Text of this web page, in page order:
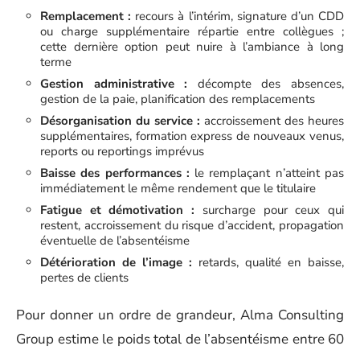
Remplacement : recours à l’intérim, signature d’un CDD
ou charge supplémentaire répartie entre collègues ;
cette dernière option peut nuire à l’ambiance à long
terme
Gestion administrative : décompte des absences,
gestion de la paie, planification des remplacements
Désorganisation du service : accroissement des heures
supplémentaires, formation express de nouveaux venus,
reports ou reportings imprévus
Baisse des performances : le remplaçant n’atteint pas
immédiatement le même rendement que le titulaire
Fatigue et démotivation : surcharge pour ceux qui
restent, accroissement du risque d’accident, propagation
éventuelle de l’absentéisme
Détérioration de l’image : retards, qualité en baisse,
pertes de clients
Pour donner un ordre de grandeur, Alma Consulting
Group estime le poids total de l’absentéisme entre 60